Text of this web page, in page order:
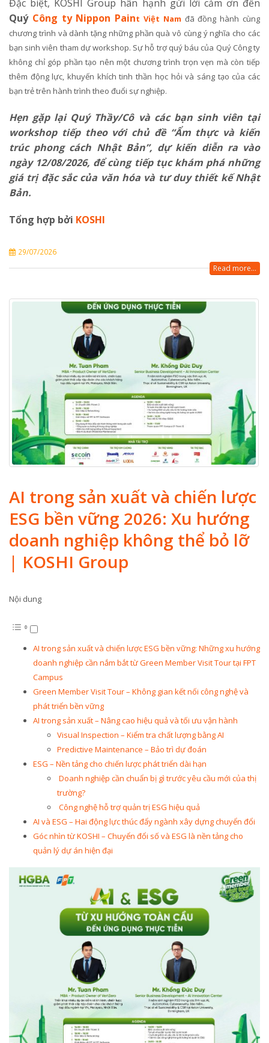
Đặc biệt, KOSHI Group hân hạnh gửi lời cảm ơn đến
Quý Công ty Nippon Paint Việt Nam đã đồng hành cùng
chương trình và dành tặng những phần quà vô cùng ý nghĩa cho các
bạn sinh viên tham dự workshop. Sự hỗ trợ quý báu của Quý Công ty
không chỉ góp phần tạo nên một chương trình trọn vẹn mà còn tiếp
thêm động lực, khuyến khích tinh thần học hỏi và sáng tạo của các
bạn trẻ trên hành trình theo đuổi sự nghiệp.
Hẹn gặp lại Quý Thầy/Cô và các bạn sinh viên tại
workshop tiếp theo với chủ đề “Ẩm thực và kiến
trúc phong cách Nhật Bản”, dự kiến diễn ra vào
ngày 12/08/2026, để cùng tiếp tục khám phá những
giá trị đặc sắc của văn hóa và tư duy thiết kế Nhật
Bản.
Tổng hợp bởi KOSHI
29/07/2026
Read more...
AI trong sản xuất và chiến lược
ESG bền vững 2026: Xu hướng
doanh nghiệp không thể bỏ lỡ
| KOSHI Group
Nội dung
AI trong sản xuất và chiến lược ESG bền vững: Những xu hướng
doanh nghiệp cần nắm bắt từ Green Member Visit Tour tại FPT
Campus
Green Member Visit Tour – Không gian kết nối công nghệ và
phát triển bền vững
AI trong sản xuất – Nâng cao hiệu quả và tối ưu vận hành
Visual Inspection – Kiểm tra chất lượng bằng AI
Predictive Maintenance – Bảo trì dự đoán
ESG – Nền tảng cho chiến lược phát triển dài hạn
Doanh nghiệp cần chuẩn bị gì trước yêu cầu mới của thị
trường?
Công nghệ hỗ trợ quản trị ESG hiệu quả
AI và ESG – Hai động lực thúc đẩy ngành xây dựng chuyển đổi
Góc nhìn từ KOSHI – Chuyển đổi số và ESG là nền tảng cho
quản lý dự án hiện đại